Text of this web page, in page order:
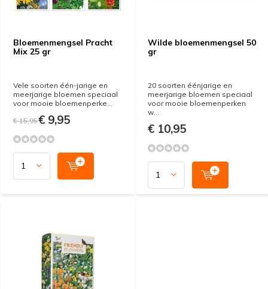
Bloemenmengsel Pracht
Mix 25 gr
Vele soorten één-jarige en
meerjarige bloemen speciaal
voor mooie bloemenperke...
€ 15,95€ 9,95
Wilde bloemenmengsel 50
gr
20 soorten éénjarige en
meerjarige bloemen speciaal
voor mooie bloemenperken
w...
€ 10,95